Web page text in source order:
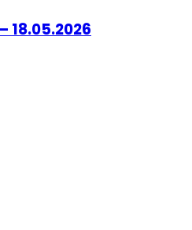
18.05.2026